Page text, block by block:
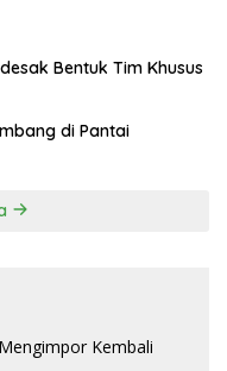
Bentuk Tim Khusus
di Pantai